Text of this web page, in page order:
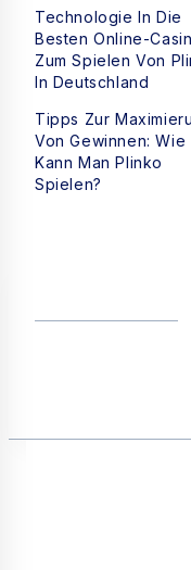
Technologie In Die
Besten Online-
Zum Spielen Von
In Deutschland
Tipps Zur
Von Gewinnen: Wie
Kann Man Plinko
Spielen?